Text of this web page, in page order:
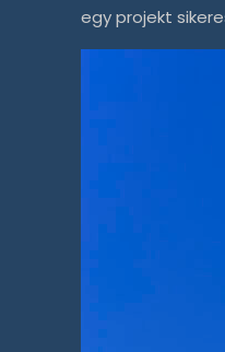
egy projekt